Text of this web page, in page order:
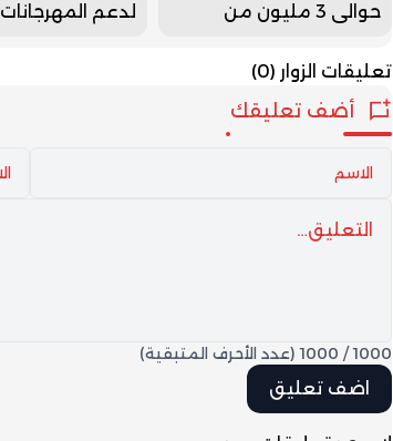
حوالي 3 مليون من
لدعم المهرجانات
تعليقات الزوار (0)
أضف تعليقك
1000
/
1000 (عدد الأحرف المتبقية)